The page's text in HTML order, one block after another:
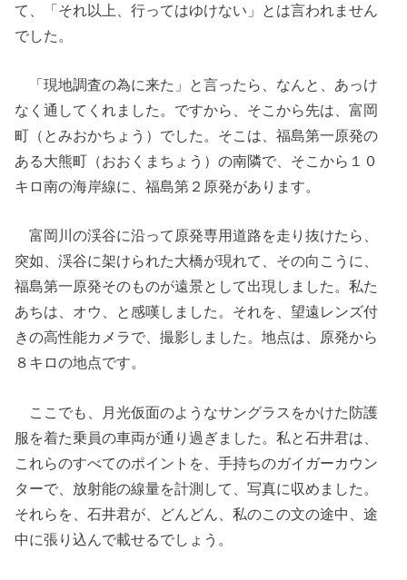
て、「それ以上、行ってはゆけない」とは言われません
でした。
「現地調査の為に来た」と言ったら、なんと、あっけ
なく通してくれました。ですから、そこから先は、富岡
町（とみおかちょう）でした。そこは、福島第一原発の
ある大熊町（おおくまちょう）の南隣で、そこから１０
キロ南の海岸線に、福島第２原発があります。
富岡川の渓谷に沿って原発専用道路を走り抜けたら、
突如、渓谷に架けられた大橋が現れて、その向こうに、
福島第一原発そのものが遠景として出現しました。私た
あちは、オウ、と感嘆しました。それを、望遠レンズ付
きの高性能カメラで、撮影しました。地点は、原発から
８キロの地点です。
ここでも、月光仮面のようなサングラスをかけた防護
服を着た乗員の車両が通り過ぎました。私と石井君は、
これらのすべてのポイントを、手持ちのガイガーカウン
ターで、放射能の線量を計測して、写真に収めました。
それらを、石井君が、どんどん、私のこの文の途中、途
中に張り込んで載せるでしょう。